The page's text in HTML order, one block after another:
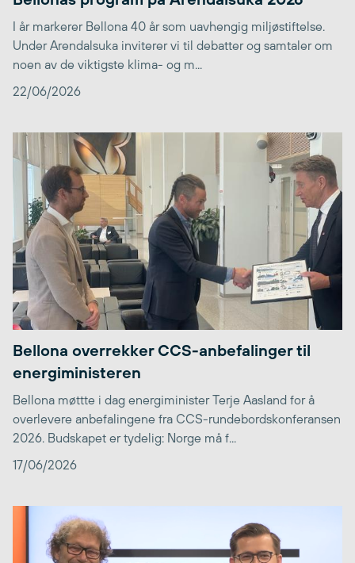
I år markerer Bellona 40 år som uavhengig miljøstiftelse.
Under Arendalsuka inviterer vi til debatter og samtaler om
noen av de viktigste klima- og m...
22/06/2026
Bellona overrekker CCS-anbefalinger til
energiministeren
Bellona møttte i dag energiminister Terje Aasland for å
overlevere anbefalingene fra CCS-rundebordskonferansen
2026. Budskapet er tydelig: Norge må f...
17/06/2026